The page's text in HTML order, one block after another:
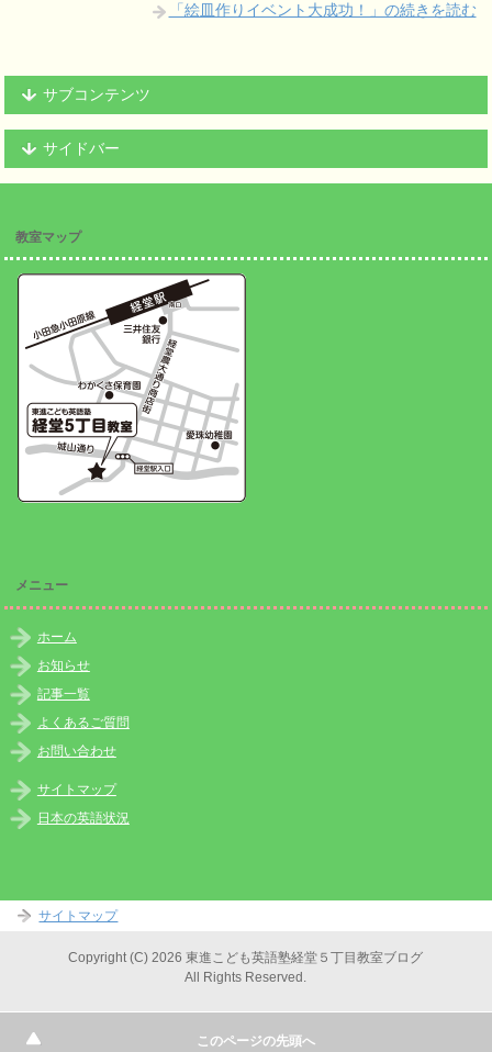
「絵皿作りイベント大成功！」の続きを読む
サブコンテンツ
サイドバー
教室マップ
メニュー
ホーム
お知らせ
記事一覧
よくあるご質問
お問い合わせ
サイトマップ
日本の英語状況
サイトマップ
Copyright (C) 2026 東進こども英語塾経堂５丁目教室ブログ
All Rights Reserved.
このページの先頭へ